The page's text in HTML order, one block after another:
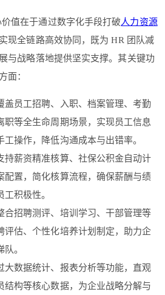
值在于通过数字化手段打破人力资源
现全链路高效协同，既为 HR 团队减
与战略落地提供坚实支撑。其关键功
面：
盖员工招聘、入职、档案管理、考勤
职等全生命周期场景，实现员工信息
操作，降低沟通成本与出错率。
持薪资精准核算、社保公积金自动计
配置，简化核算流程，确保薪酬与绩
积极性。
合招聘测评、培训学习、干部管理等
评估、个性化培养计划制定，助力企
。
大数据统计、报表分析等功能，直观
结构等核心数据，为企业战略分解与